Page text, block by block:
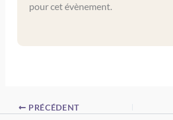
pour cet évènement.
PRÉCÉDENT